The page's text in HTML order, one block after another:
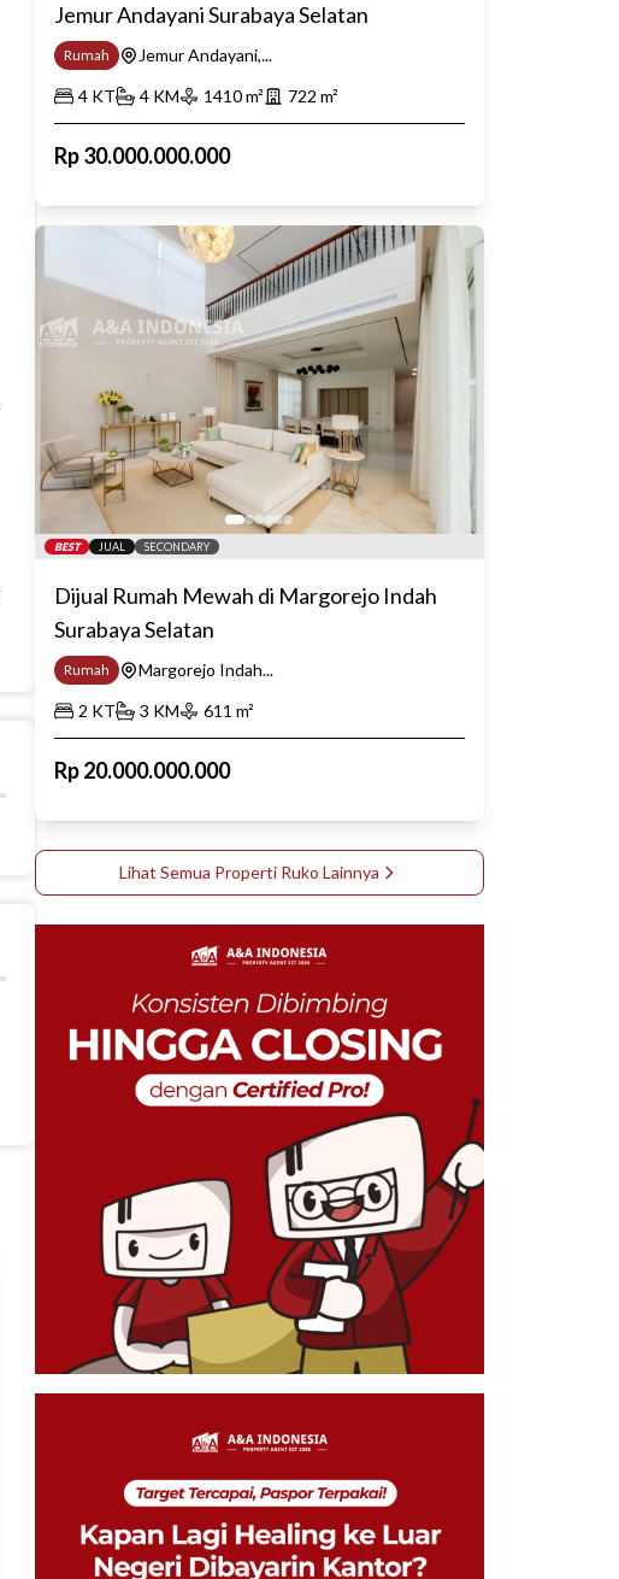
Jemur Andayani Surabaya Selatan
Rumah
Jemur Andayani,...
4KT 4KM 1410m² 722 m²
Rp30.000.000.000
BEST JUAL SECONDARY
Dijual Rumah Mewah di Margorejo Indah
Surabaya Selatan
Rumah
Margorejo Indah...
2 KT 3 KM 611 m²
Rp20.000.000.000
Lihat Semua Properti Ruko Lainnya